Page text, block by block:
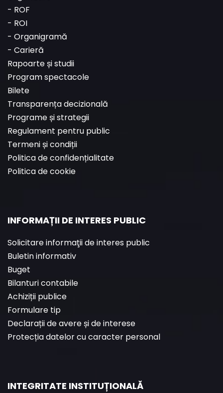
- ROF
- ROI
- Organigramă
- Carieră
Rapoarte și studii
Program spectacole
Bilete
Transparența decizională
Programe și strategii
Regulament pentru public
Termeni și condiții
Politica de confidențialitate
Politica de cookie
INFORMAȚII DE INTERES PUBLIC
Solicitare informaţii de interes public
Buletin informativ
Buget
Bilanturi contabile
Achiziții publice
Formulare tip
Declarații de avere și de interese
Protecția datelor cu caracter personal
INTEGRITATE INSTITUȚIONALĂ